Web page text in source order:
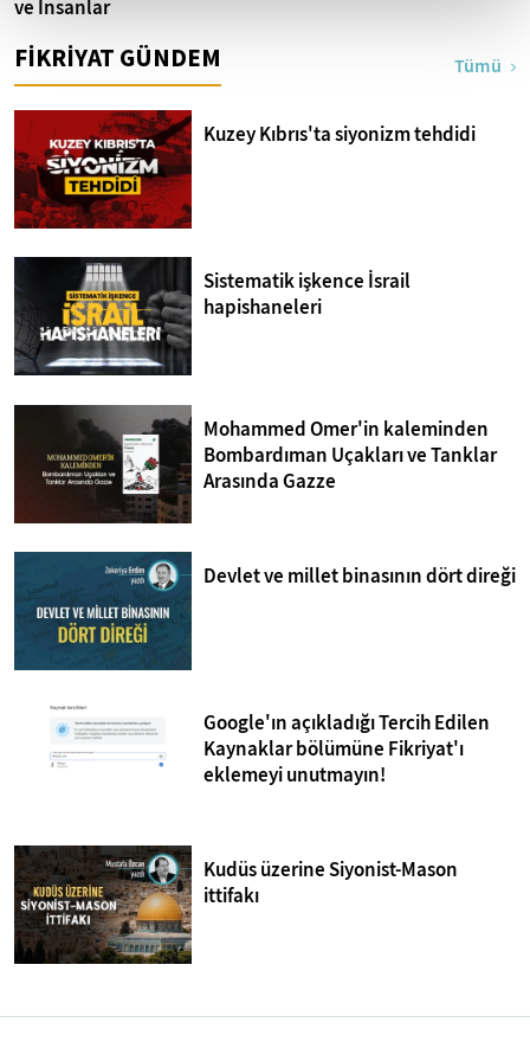
ve İnsanlar
FİKRİYAT GÜNDEM Tümü
Kuzey Kıbrıs'ta siyonizm tehdidi
Sistematik işkence İsrail
hapishaneleri
Mohammed Omer'in kaleminden
Bombardıman Uçakları ve Tanklar
Arasında Gazze
Devlet ve millet binasının dört direği
Google'ın açıkladığı Tercih Edilen
Kaynaklar bölümüne Fikriyat'ı
eklemeyi unutmayın!
Kudüs üzerine Siyonist-Mason
ittifakı